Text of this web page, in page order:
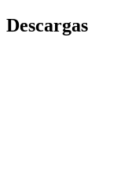
Descargas